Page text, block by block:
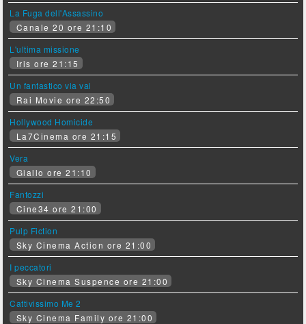
La Fuga dell'Assassino
Canale 20 ore 21:10
L'ultima missione
Iris ore 21:15
Un fantastico via vai
Rai Movie ore 22:50
Hollywood Homicide
La7Cinema ore 21:15
Vera
Giallo ore 21:10
Fantozzi
Cine34 ore 21:00
Pulp Fiction
Sky Cinema Action ore 21:00
I peccatori
Sky Cinema Suspence ore 21:00
Cattivissimo Me 2
Sky Cinema Family ore 21:00